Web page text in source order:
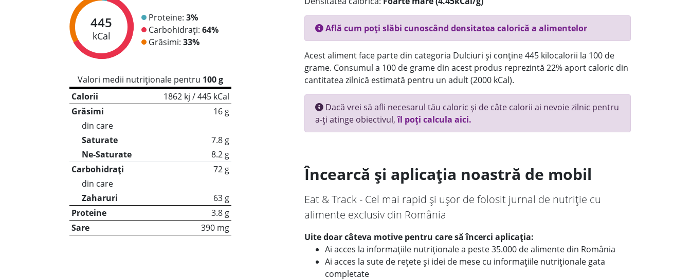
445
kCal
Proteine: 3%
Carbohidrați: 64%
Grăsimi: 33%
Valori medii nutriționale pentru 100 g
Calorii
1862 kj / 445 kCal
Grăsimi
16 g
din care
Saturate
7.8 g
Ne-Saturate
8.2 g
Carbohidrați
72 g
din care
Zaharuri
63 g
Proteine
3.8 g
Sare
390 mg
Află cum poți slăbi cunoscând densitatea calorică a alimentelor
Acest aliment face parte din categoria Dulciuri și conține 445 kilocalorii la 100 de
grame. Consumul a 100 de grame din acest produs reprezintă 22% aport caloric din
cantitatea zilnică estimată pentru un adult (2000 kCal).
Dacă vrei să afli necesarul tău caloric și de câte calorii ai nevoie zilnic pentru
a-ți atinge obiectivul,îl poți calcula aici.
Încearcă și aplicația noastră de mobil
Eat & Track - Cel mai rapid și ușor de folosit jurnal de nutriție cu
alimente exclusiv din România
Uite doar câteva motive pentru care să încerci aplicația:
Ai acces la informațiile nutriționale a peste 35.000 de alimente din România
Ai acces la sute de rețete și idei de mese cu informațiile nutriționale gata
completate